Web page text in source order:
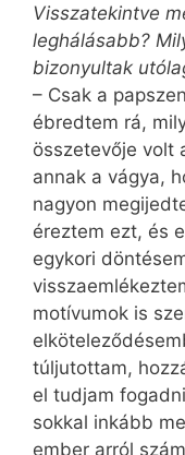
Visszatekintve
leghálásabb?
bizonyultak
– Csak a
ébredtem rá,
összetevője volt
annak a vágya,
nagyon
éreztem ezt, és
egykori
motívumok is
túljutottam,
el tudjam
sokkal inkább
ember arról